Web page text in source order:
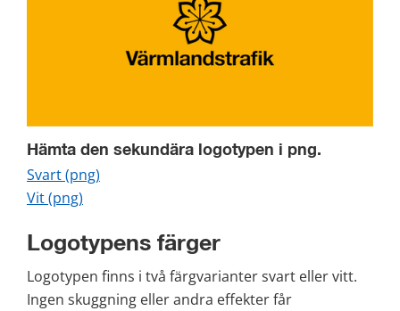
Hämta den sekundära logotypen i png.
Svart (png)
Vit (png)
Logotypens färger
Logotypen finns i två färgvarianter svart eller vitt.
Ingen skuggning eller andra effekter får